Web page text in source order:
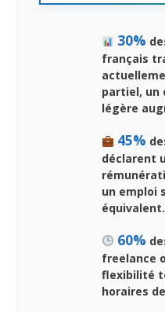
30%
français
partiel, un
légère
45%
déclarent
un emploi
équivalent.
60%
freelance
flexibilité
horaires